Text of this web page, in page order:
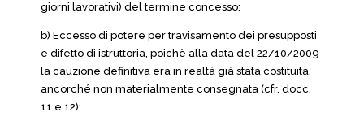
giorni lavorativi) del termine concesso;
b) Eccesso di potere per travisamento dei presupposti
e difetto di istruttoria, poichè alla data del 22/10/2009
la cauzione definitiva era in realtà già stata costituita,
ancorché non materialmente consegnata (cfr. docc.
11 e 12);